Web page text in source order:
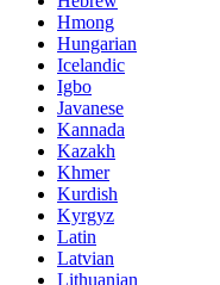
Hmong
Hungarian
Icelandic
Igbo
Javanese
Kannada
Kazakh
Khmer
Kurdish
Kyrgyz
Latin
Latvian
Lithuanian